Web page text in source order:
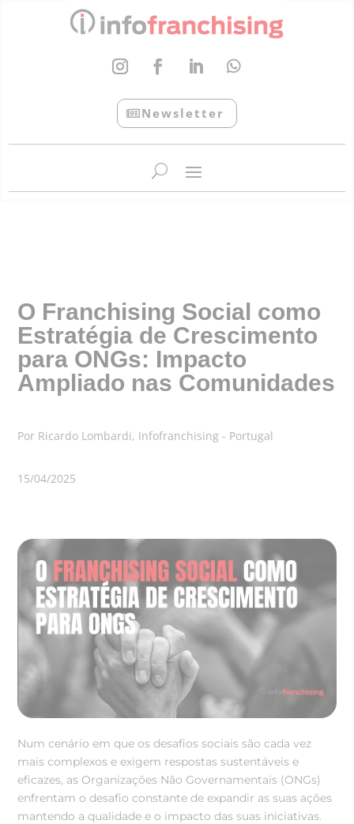
Newsletter
O Franchising Social como
Estratégia de Crescimento
para ONGs: Impacto
Ampliado nas Comunidades
Por Ricardo Lombardi, Infofranchising - Portugal
15/04/2025
Num cenário em que os desafios sociais são cada vez
mais complexos e exigem respostas sustentáveis e
eficazes, as Organizações Não Governamentais (ONGs)
enfrentam o desafio constante de expandir as suas ações
mantendo a qualidade e o impacto das suas iniciativas.